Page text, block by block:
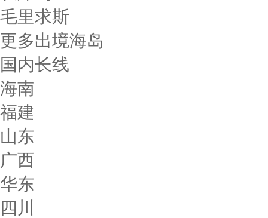
毛里求斯
更多出境海岛
国内长线
海南
福建
山东
广西
华东
四川